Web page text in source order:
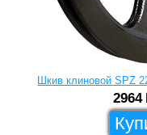
Шкив клиновой SPZ
2964